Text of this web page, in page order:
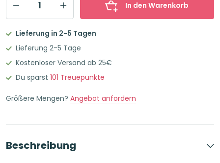
BOOK
5
Collegeblock
mit
Kariert
In den Warenkorb
Lieferung in 2-5 Tagen
Lieferung 2-5 Tage
Kostenloser Versand ab 25€
Du sparst 101 Treuepunkte
Größere Mengen? Angebot anfordern
Beschreibung